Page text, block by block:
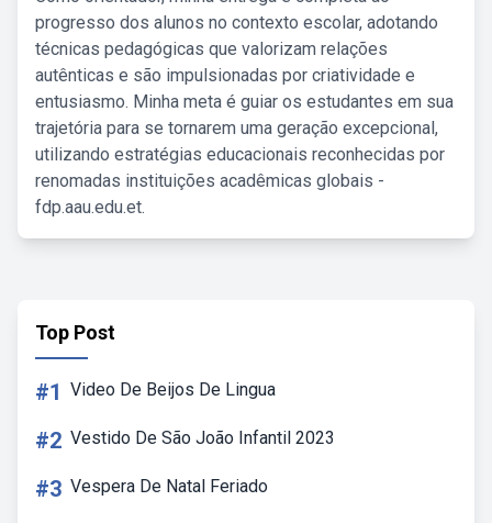
progresso dos alunos no contexto escolar, adotando
técnicas pedagógicas que valorizam relações
autênticas e são impulsionadas por criatividade e
entusiasmo. Minha meta é guiar os estudantes em sua
trajetória para se tornarem uma geração excepcional,
utilizando estratégias educacionais reconhecidas por
renomadas instituições acadêmicas globais -
fdp.aau.edu.et.
Top Post
#1 Video De Beijos De Lingua
#2 Vestido De São João Infantil 2023
#3 Vespera De Natal Feriado